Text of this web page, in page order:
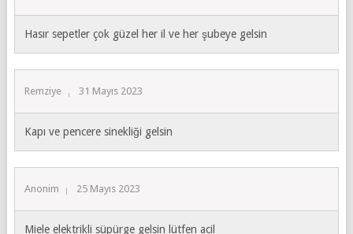
Hasır sepetler çok güzel her il ve her şubeye gelsin
Remziye 31 Mayıs 2023
Kapı ve pencere sinekliği gelsin
Anonim 25 Mayıs 2023
Miele elektrikli süpürge gelsin lütfen acil